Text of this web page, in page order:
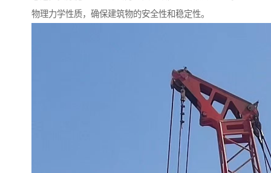
物理力学性质，确保建筑物的安全性和稳定性。